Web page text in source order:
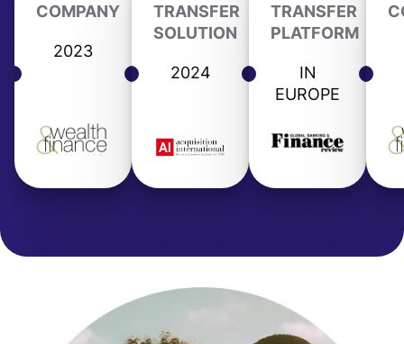
COMPANY
2023
TRANSFER
SOLUTION
2024
TRANSFER
PLATFORM
IN
EUROPE